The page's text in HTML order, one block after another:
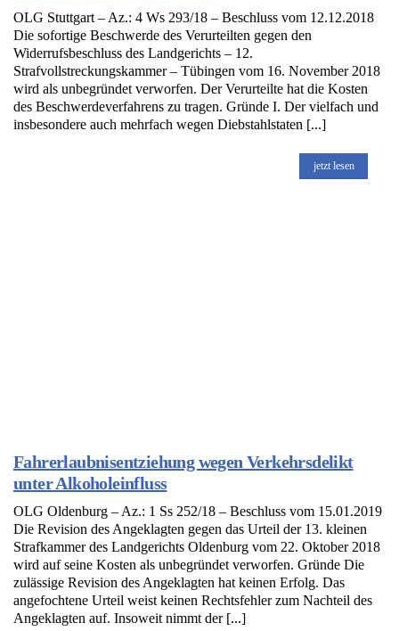
OLG Stuttgart – Az.: 4 Ws 293/18 – Beschluss vom 12.12.2018
Die sofortige Beschwerde des Verurteilten gegen den
Widerrufsbeschluss des Landgerichts – 12.
Strafvollstreckungskammer – Tübingen vom 16. November 2018
wird als unbegründet verworfen. Der Verurteilte hat die Kosten
des Beschwerdeverfahrens zu tragen. Gründe I. Der vielfach und
insbesondere auch mehrfach wegen Diebstahlstaten [...]
jetzt lesen
Fahrerlaubnisentziehung wegen Verkehrsdelikt
unter Alkoholeinfluss
OLG Oldenburg – Az.: 1 Ss 252/18 – Beschluss vom 15.01.2019
Die Revision des Angeklagten gegen das Urteil der 13. kleinen
Strafkammer des Landgerichts Oldenburg vom 22. Oktober 2018
wird auf seine Kosten als unbegründet verworfen. Gründe Die
zulässige Revision des Angeklagten hat keinen Erfolg. Das
angefochtene Urteil weist keinen Rechtsfehler zum Nachteil des
Angeklagten auf. Insoweit nimmt der [...]